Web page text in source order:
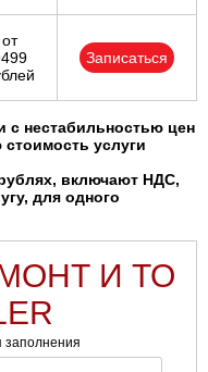
от
Записаться
нестабильностью цен
услуги
включают НДС,
для одного
И ТО
заполнения